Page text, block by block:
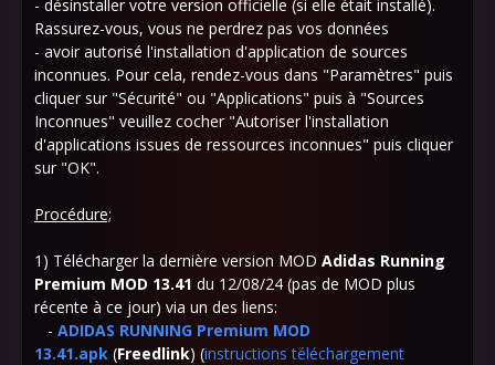
- désinstaller votre version officielle (si elle était installé).
Rassurez-vous, vous ne perdrez pas vos données
- avoir autorisé l'installation d'application de sources
inconnues. Pour cela, rendez-vous dans "Paramètres" puis
cliquer sur "Sécurité" ou "Applications" puis à "Sources
Inconnues" veuillez cocher "Autoriser l'installation
d'applications issues de ressources inconnues" puis cliquer
sur "OK".
Procédure;
1) Télécharger la dernière version MOD Adidas Running
Premium MOD 13.41 du 12/08/24 (pas de MOD plus
récente à ce jour) via un des liens:
- ADIDAS RUNNING Premium MOD
13.41.apk (Freedlink) (instructions téléchargement